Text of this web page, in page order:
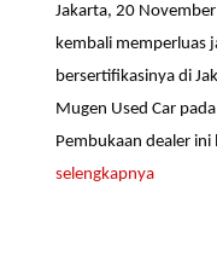
Jakarta, 20
kembali memperluas
bersertifikasinya di
Mugen Used Car
Pembukaan dealer
selengkapnya